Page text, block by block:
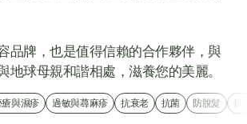
品牌，也是值得信賴的合作夥伴，與
地球母親和諧相處，滋養您的美麗。
與濕疹 過敏與蕁麻疹 抗衰老 抗菌 防脫髮 抗